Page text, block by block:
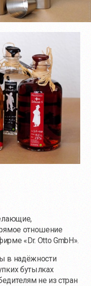
отношение
«Dr. Otto GmbH».
в надёжности
бутылках
не из стран